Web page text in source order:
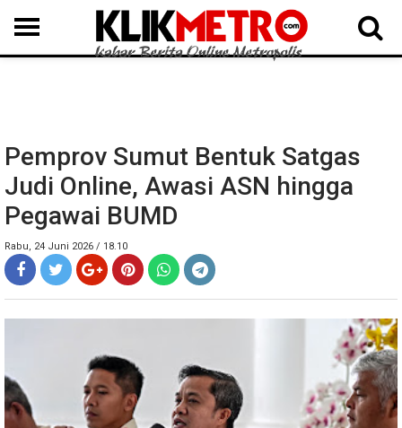
MEDAN LANGKAT DAIRI SAMOSIR TAPUT BATUBARA DELISERDANG
Pemprov Sumut Bentuk Satgas
Judi Online, Awasi ASN hingga
Pegawai BUMD
Rabu, 24 Juni 2026 / 18.10